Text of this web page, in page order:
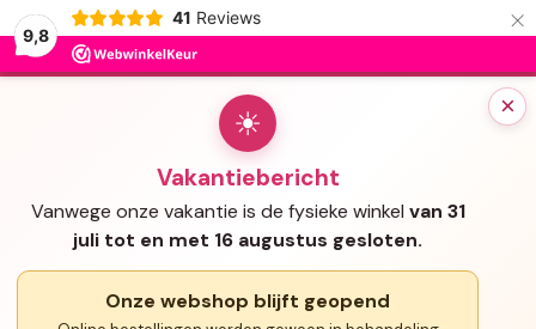
9,8
41 Reviews ×
×
☀
Vakantiebericht
Vanwege onze vakantie is de fysieke winkel van 31
juli tot en met 16 augustus gesloten.
Onze webshop blijft geopend